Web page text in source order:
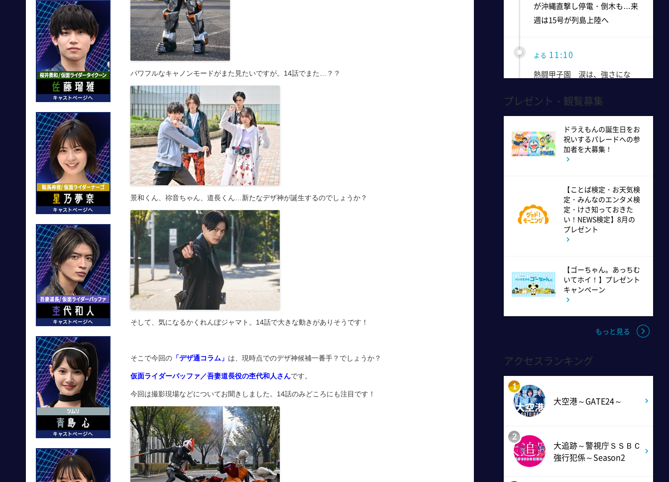
パワフルなキャノンモードがまた見たいですが。14話でまた…？？
景和くん、祢音ちゃん、道長くん…新たなデザ神が誕生するのでしょうか？
そして、気になるかくれんぼジャマト。14話で大きな動きがありそうです！
そこで今回の 「デザ通コラム」 は、現時点でのデザ神候補一番手？でしょうか？
仮面ライダーバッファ／吾妻道長役の杢代和人さんです。
今回は撮影現場などについてお聞きしました。14話のみどころにも注目です！
が沖縄直撃し停電・倒木も…来
週は15号が列島上陸へ
よる 11:10
熱闘甲子園 涙は、強さにな
気づきの扉
名探偵のままでいて #4
0:45
深夜 1:15
バズマンTV
ラブ!!Jリーグ
深夜
M:ZINE
深夜 2:20
テレ朝サマフェスナビ
プレゼント・観覧募集
ドラえもんの誕生日をお
祝いするパレードへの参
加者を大募集！
【ことば検定・お天気検
定・みんなのエンタメ検
定・けさ知っておきた
い！NEWS検定】8月の
プレゼント
【ゴーちゃん。あっちむ
いてホイ！】プレゼント
キャンペーン
もっと見る
アクセスランキング
1
大空港～GATE24～
2
大追跡～警視庁ＳＳＢＣ
強行犯係～Season2